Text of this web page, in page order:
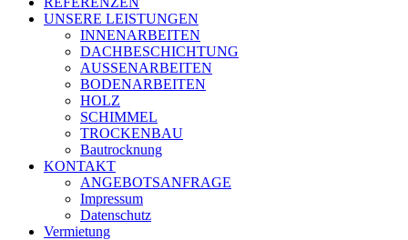
UNSERE LEISTUNGEN
INNENARBEITEN
DACHBESCHICHTUNG
AUSSENARBEITEN
BODENARBEITEN
HOLZ
SCHIMMEL
TROCKENBAU
Bautrocknung
KONTAKT
ANGEBOTSANFRAGE
Impressum
Datenschutz
Vermietung